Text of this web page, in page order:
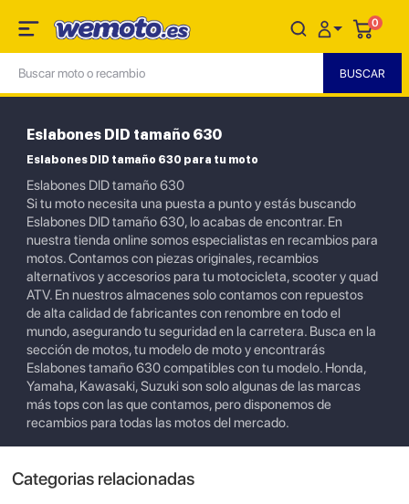
0
Eslabones DID tamaño 630
Eslabones DID tamaño 630 para tu moto
Eslabones DID tamaño 630
Si tu moto necesita una puesta a punto y estás buscando
Eslabones DID tamaño 630, lo acabas de encontrar. En
nuestra tienda online somos especialistas en recambios para
motos. Contamos con piezas originales, recambios
alternativos y accesorios para tu motocicleta, scooter y quad
ATV. En nuestros almacenes solo contamos con repuestos
de alta calidad de fabricantes con renombre en todo el
mundo, asegurando tu seguridad en la carretera. Busca en la
sección de motos, tu modelo de moto y encontrarás
Eslabones tamaño 630 compatibles con tu modelo. Honda,
Yamaha, Kawasaki, Suzuki son solo algunas de las marcas
más tops con las que contamos, pero disponemos de
recambios para todas las motos del mercado.
Categorias relacionadas